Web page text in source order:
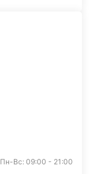
Пн-Вс: 09:00 - 21:00